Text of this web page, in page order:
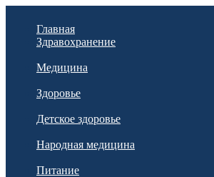
Главная
Здравохранение
Медицина
Здоровье
Детское здоровье
Народная медицина
Питание